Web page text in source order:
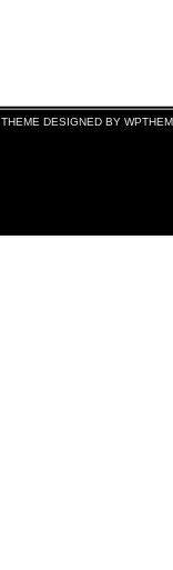
THEME DESIGNED BY